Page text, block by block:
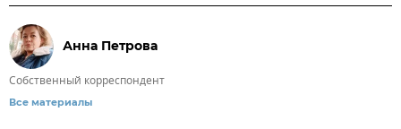
Анна Петрова
Собственный корреспондент
Все материалы